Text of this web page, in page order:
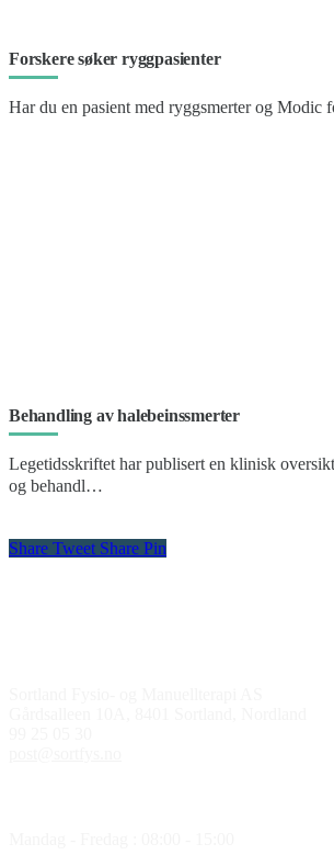
Forskere søker ryggpasienter
Har du en pasient med ryggsmerter og Modic
Behandling av halebeinssmerter
Legetidsskriftet har publisert en klinisk
og behandl…
Share Tweet Share Pin